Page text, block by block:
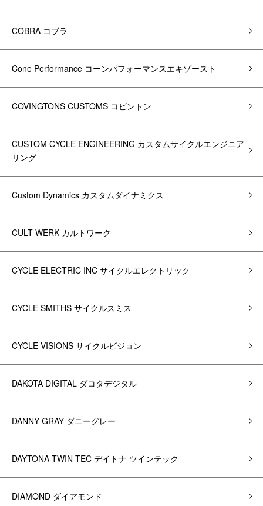
COBRA コブラ
Cone Performance コーンパフォーマンスエキゾースト
COVINGTONS CUSTOMS コビントン
CUSTOM CYCLE ENGINEERING カスタムサイクルエンジニア
リング
Custom Dynamics カスタムダイナミクス
CULT WERK カルトワーク
CYCLE ELECTRIC INC サイクルエレクトリック
CYCLE SMITHS サイクルスミス
CYCLE VISIONS サイクルビジョン
DAKOTA DIGITAL ダコタデジタル
DANNY GRAY ダニーグレー
DAYTONA TWIN TEC デイトナ ツインテック
DIAMOND ダイアモンド